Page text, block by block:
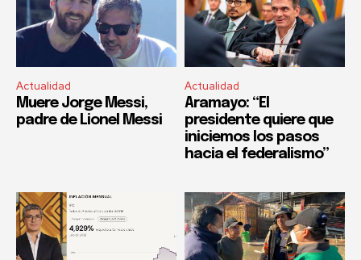
Actualidad
Muere Jorge Messi,
padre de Lionel Messi
Actualidad
Aramayo: “El
presidente quiere que
iniciemos los pasos
hacia el federalismo”